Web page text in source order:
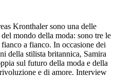
Kronthaler sono una delle
mondo della moda: sono tre le
a fianco. In occasione dei
della stilista britannica, Samira
sul futuro della moda e della
e di amore. Interview